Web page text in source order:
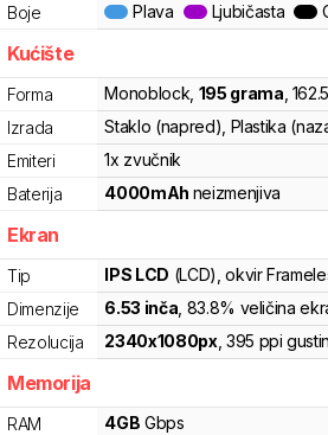
Boje
Plava Ljubičasta
Kućište
Forma Monoblock 195 grama
Izrada
Staklo (napred), Plastika
Emiteri
1x zvučnik
Baterija
4000mAh neizmenjiva
Ekran
Tip IPS LCD (LCD) , okvir
Dimenzije
6.53 inča , 83.8% veličina
Rezolucija
2340x1080px, 395 ppi
Memorija
RAM 4GB Gbps